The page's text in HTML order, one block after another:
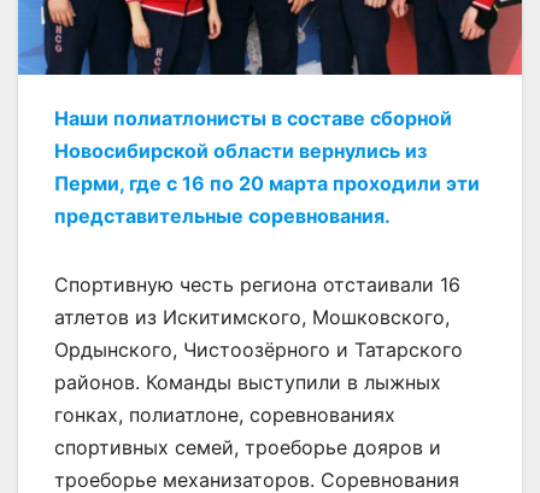
Наши полиатлонисты в составе сборной
Новосибирской области вернулись из
Перми, где с 16 по 20 марта проходили эти
представительные соревнования.
Спортивную честь региона отстаивали 16
атлетов из Искитимского, Мошковского,
Ордынского, Чистоозёрного и Татарского
районов. Команды выступили в лыжных
гонках, полиатлоне, соревнованиях
спортивных семей, троеборье дояров и
троеборье механизаторов. Соревнования